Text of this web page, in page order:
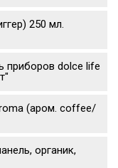
250 мл.
приборов dolce life
(аром. coffee/
органик,